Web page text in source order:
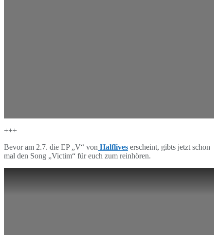
+++
Bevor am 2.7. die EP „V“ von Halflives erscheint, gibts jetzt schon
mal den Song „Victim“ für euch zum reinhören.